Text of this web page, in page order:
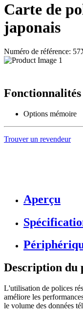
Carte de
japonais
Numéro de référence:
Fonctionnalités
Options mémoire
Trouver un revendeur
Aperçu
Description du
L'utilisation de polices
améliore les
le volume des données